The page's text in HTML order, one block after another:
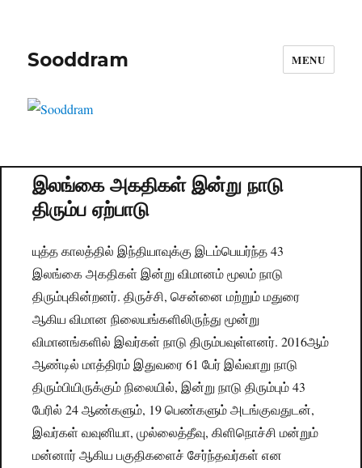
Sooddram MENU
இலங்கை அகதிகள் இன்று நாடு
திரும்ப ஏற்பாடு
யுத்த காலத்தில் இந்தியாவுக்கு இடம்பெயர்ந்த 43
இலங்கை அகதிகள் இன்று விமானம் மூலம் நாடு
திரும்புகின்றனர். திருச்சி, சென்னை மற்றும் மதுரை
ஆகிய விமான நிலையங்களிலிருந்து மூன்று
விமானங்களில் இவர்கள் நாடு திரும்பவுள்ளனர். 2016ஆம்
ஆண்டில் மாத்திரம் இதுவரை 61 பேர் இவ்வாறு நாடு
திரும்பியிருக்கும் நிலையில், இன்று நாடு திரும்பும் 43
பேரில் 24 ஆண்களும், 19 பெண்களும் அடங்குவதுடன்,
இவர்கள் வவுனியா, முல்லைத்தீவு, கிளிநொச்சி மன்றும்
மன்னார் ஆகிய பகுதிகளைச் சேர்ந்தவர்கள் என